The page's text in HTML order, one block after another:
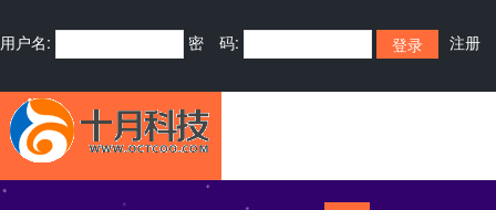
用户名: 密 码: 注册